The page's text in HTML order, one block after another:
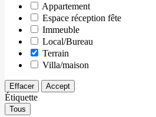
Appartement
Espace réception fête
Immeuble
Local/Bureau
Terrain
Villa/maison
Effacer Accept
Étiquette
Tous